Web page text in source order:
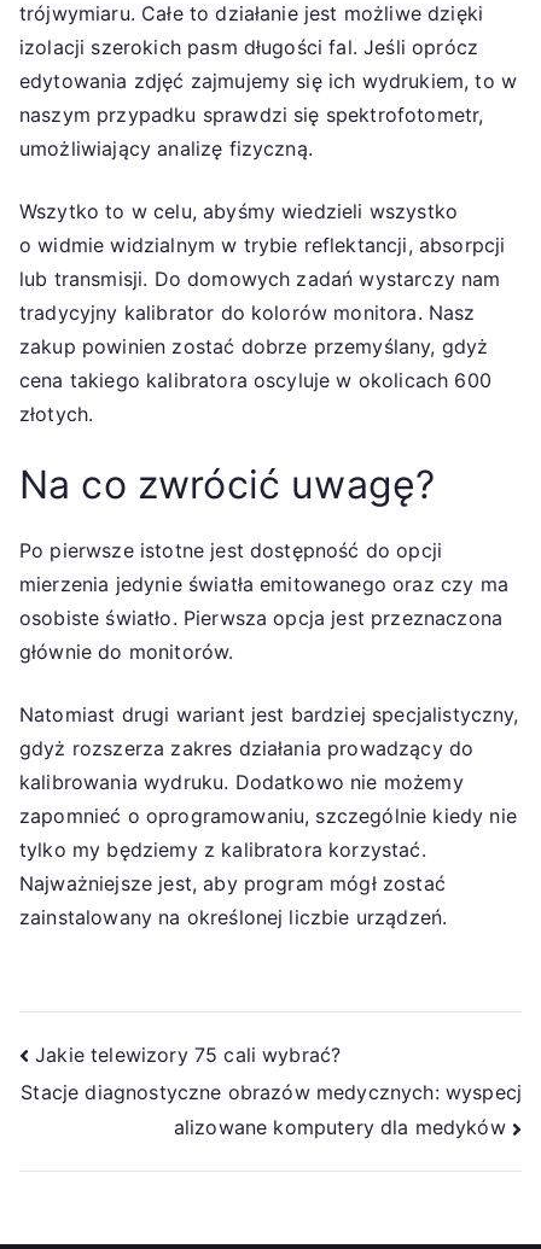
trójwymiaru. Całe to działanie jest możliwe dzięki
izolacji szerokich pasm długości fal. Jeśli oprócz
edytowania zdjęć zajmujemy się ich wydrukiem, to w
naszym przypadku sprawdzi się spektrofotometr,
umożliwiający analizę fizyczną.
Wszytko to w celu, abyśmy wiedzieli wszystko
o widmie widzialnym w trybie reflektancji, absorpcji
lub transmisji. Do domowych zadań wystarczy nam
tradycyjny kalibrator do kolorów monitora. Nasz
zakup powinien zostać dobrze przemyślany, gdyż
cena takiego kalibratora oscyluje w okolicach 600
złotych.
Na co zwrócić uwagę?
Po pierwsze istotne jest dostępność do opcji
mierzenia jedynie światła emitowanego oraz czy ma
osobiste światło. Pierwsza opcja jest przeznaczona
głównie do monitorów.
Natomiast drugi wariant jest bardziej specjalistyczny,
gdyż rozszerza zakres działania prowadzący do
kalibrowania wydruku. Dodatkowo nie możemy
zapomnieć o oprogramowaniu, szczególnie kiedy nie
tylko my będziemy z kalibratora korzystać.
Najważniejsze jest, aby program mógł zostać
zainstalowany na określonej liczbie urządzeń.
Nawigacja
wpisu
Jakie telewizory 75 cali wybrać?
Stacje diagnostyczne obrazów medycznych: wyspecj
alizowane komputery dla medyków